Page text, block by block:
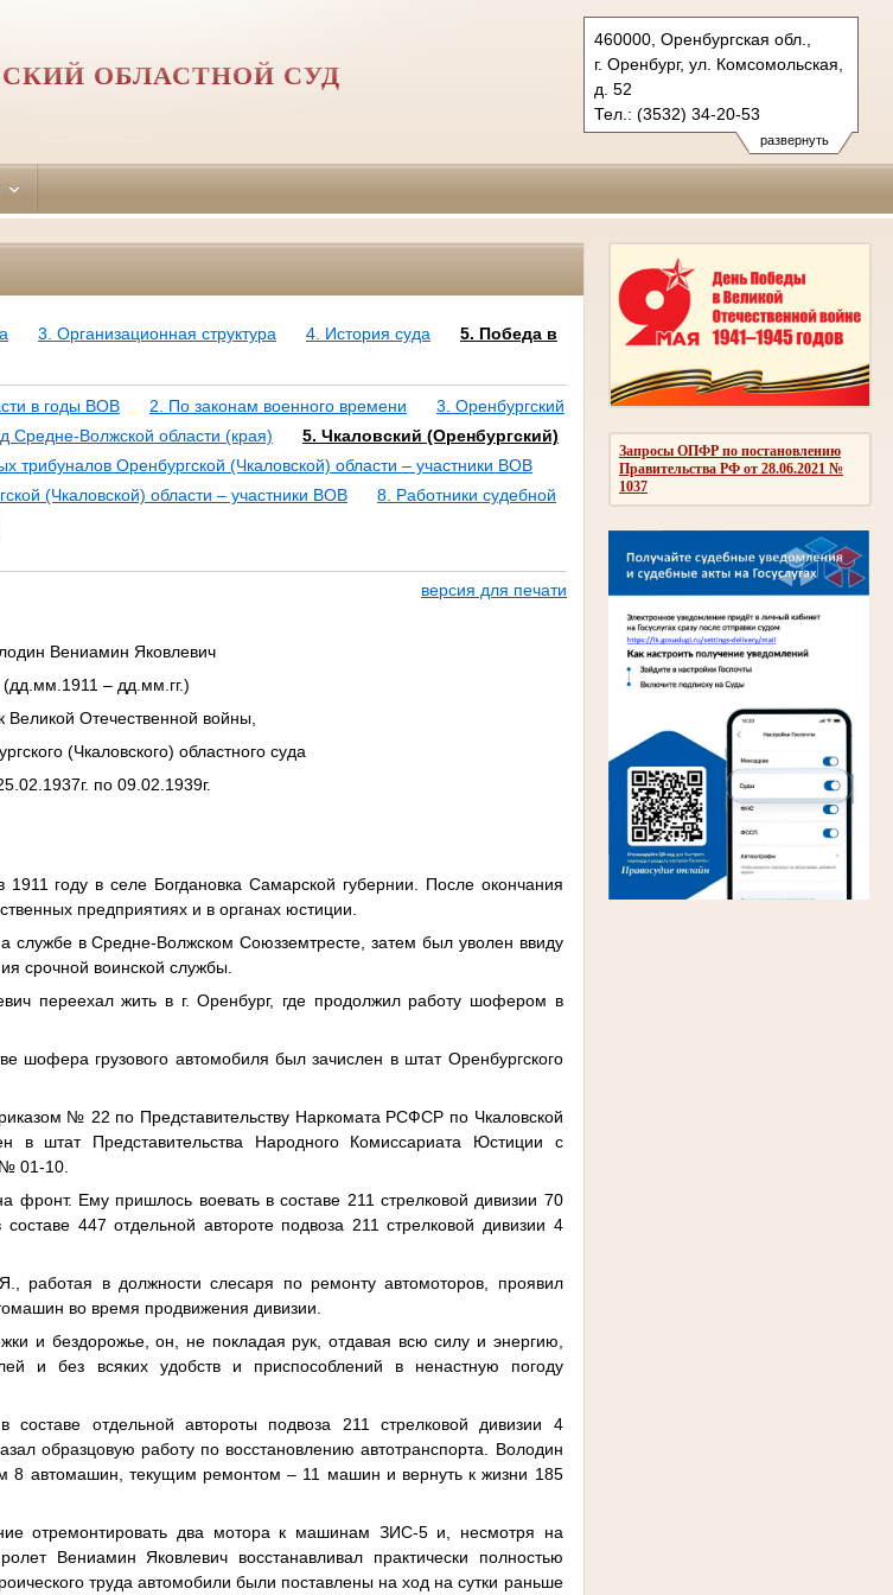
развернуть
460000, Оренбургская обл.,
г. Оренбург, ул. Комсомольская,
д. 52
Тел.: (3532) 34-20-53
oblsud.orb@sudrf.ru
ОБЛАСТНОЙ СУД
Запросы ОПФР по постановлению
Правительства РФ от 28.06.2021 №
1037
3. Организационная структура 4. История суда
5. Победа в
в годы ВОВ 2. По законам военного времени
3. Оренбургский
Средне-Волжской области (края)
5. Чкаловский (Оренбургский)
трибуналов Оренбургской (Чкаловской) области – участники ВОВ
(Чкаловской) области – участники ВОВ
8. Работники судебной
версия для печати
Вениамин Яковлевич
(дд.мм.1911 – дд.мм.гг.)
Великой Отечественной войны,
(Чкаловского) областного суда
по 09.02.1939г.
году в селе Богдановка Самарской губернии. После окончания
предприятиях и в органах юстиции.
службе в Средне-Волжском Союзземтресте, затем был уволен ввиду
срочной воинской службы.
переехал жить в г. Оренбург, где продолжил работу шофером в
шофера грузового автомобиля был зачислен в штат Оренбургского
№ 22 по Представительству Наркомата РСФСР по Чкаловской
в штат Представительства Народного Комиссариата Юстиции с
№ 01-10.
фронт. Ему пришлось воевать в составе 211 стрелковой дивизии 70
447 отдельной автороте подвоза 211 стрелковой дивизии 4
работая в должности слесаря по ремонту автомоторов, проявил
во время продвижения дивизии.
и бездорожье, он, не покладая рук, отдавая всю силу и энергию,
и без всяких удобств и приспособлений в ненастную погоду
отдельной автороты подвоза 211 стрелковой дивизии 4
образцовую работу по восстановлению автотранспорта. Володин
8 автомашин, текущим ремонтом – 11 машин и вернуть к жизни 185
отремонтировать два мотора к машинам ЗИС-5 и, несмотря на
Вениамин Яковлевич восстанавливал практически полностью
труда автомобили были поставлены на ход на сутки раньше